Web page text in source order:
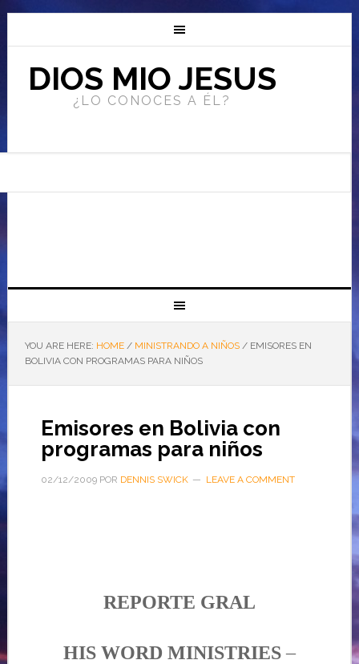
DIOS MIO JESUS
¿LO CONOCES A ÉL?
YOU ARE HERE: HOME / MINISTRANDO A NIÑOS /EMISORES EN
BOLIVIA CON PROGRAMAS PARA NIÑOS
Emisores en Bolivia con
programas para niños
02/12/2009POR DENNIS SWICK LEAVE A COMMENT
REPORTE GRAL
HIS WORD MINISTRIES–